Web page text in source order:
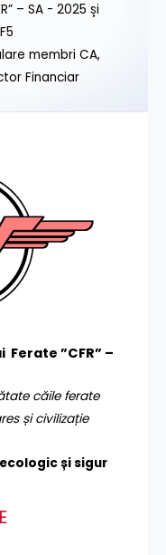
– SA - 2025 și
membri CA,
Financiar
”CFR” –
căile ferate
și civilizație
ecologic și sigur